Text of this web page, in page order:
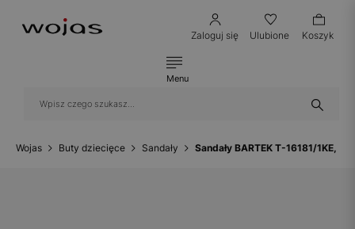
Zaloguj się Ulubione Koszyk
Menu
Wojas Buty dziecięce Sandały Sandały BARTEK T-16181/1KE,